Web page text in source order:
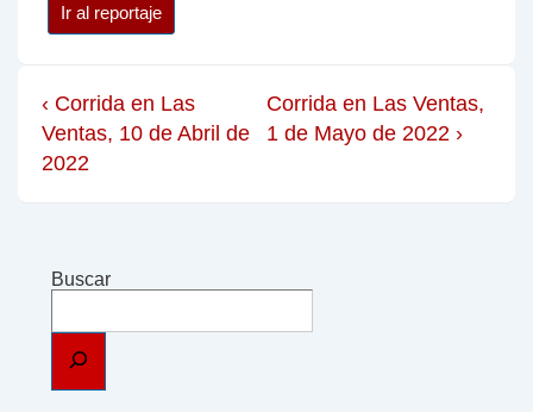
Ir al reportaje
‹ Corrida en Las
Ventas, 10 de Abril de
2022
Corrida en Las Ventas,
1 de Mayo de 2022 ›
Buscar